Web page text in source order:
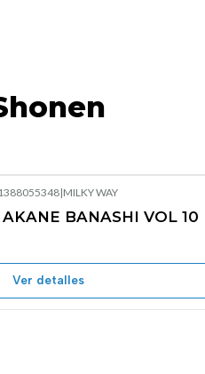
|MILKY WAY
BANASHI VOL 10
Ver detalles